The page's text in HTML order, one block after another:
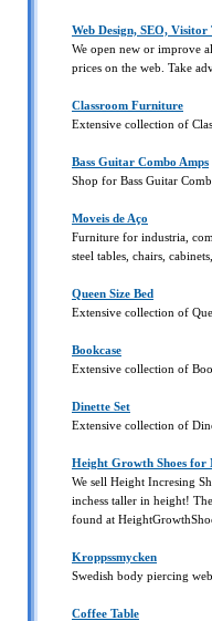
Web Design, SEO,
We open new or improve
prices on the web. Take
Classroom Furniture
Extensive collection of
Bass Guitar Combo Amps
Shop for Bass Guitar
Moveis de Aço
Furniture for industria,
steel tables, chairs,
Queen Size Bed
Extensive collection of
Bookcase
Extensive collection of
Dinette Set
Extensive collection of
Height Growth Shoes for
We sell Height Incresing
inchess taller in height!
found at
Kroppssmycken
Swedish body piercing
Coffee Table